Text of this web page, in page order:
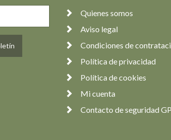
Quienes somos
Aviso legal
Condiciones de
Política de privacidad
Política de cookies
Mi cuenta
Contacto de seguridad